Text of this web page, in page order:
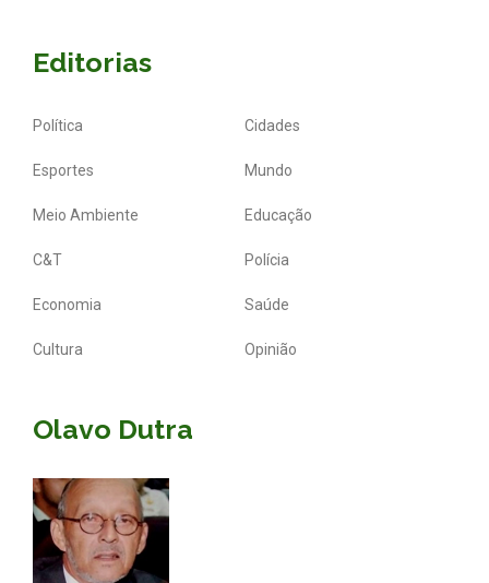
Editorias
Política Cidades
Esportes Mundo
Meio Ambiente Educação
C&T Polícia
Economia Saúde
Cultura Opinião
Olavo Dutra